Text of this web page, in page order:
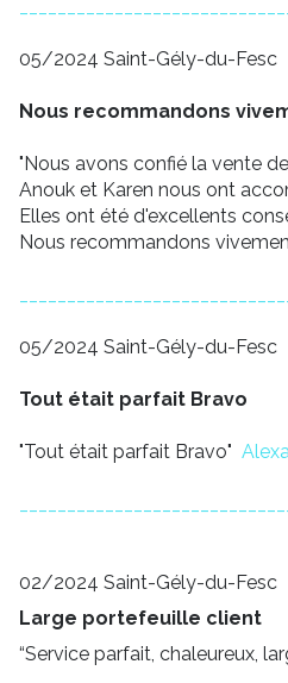
05/2024 Saint-Gély-du-Fesc
Nous recommandons
"Nous avons confié la vente
Anouk et Karen nous ont
Elles ont été d'excellents
Nous recommandons
05/2024 Saint-Gély-du-Fesc
Tout était parfait Bravo
"Tout était parfait Bravo"
02/2024 Saint-Gély-du-Fesc
Large portefeuille client
“Service parfait, chaleureux,